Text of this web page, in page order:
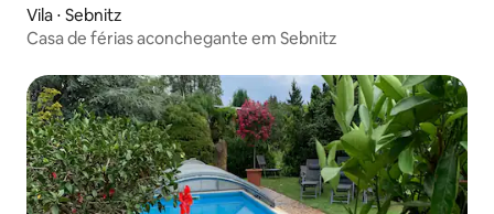
Vila ⋅ Sebnitz
Casa de férias aconchegante em Sebnitz